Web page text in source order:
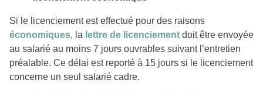
Si le licenciement est effectué pour des raisons
économiques, la lettre de licenciement doit être envoyée
au salarié au moins 7 jours ouvrables suivant l’entretien
préalable. Ce délai est reporté à 15 jours si le licenciement
concerne un seul salarié cadre.